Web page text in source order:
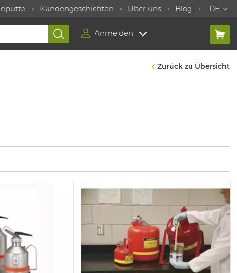
Kundengeschichten Uber uns Blog DE
Anmelden
Zurück zu Übersicht